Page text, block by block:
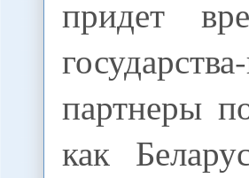
придет
партнеры
как